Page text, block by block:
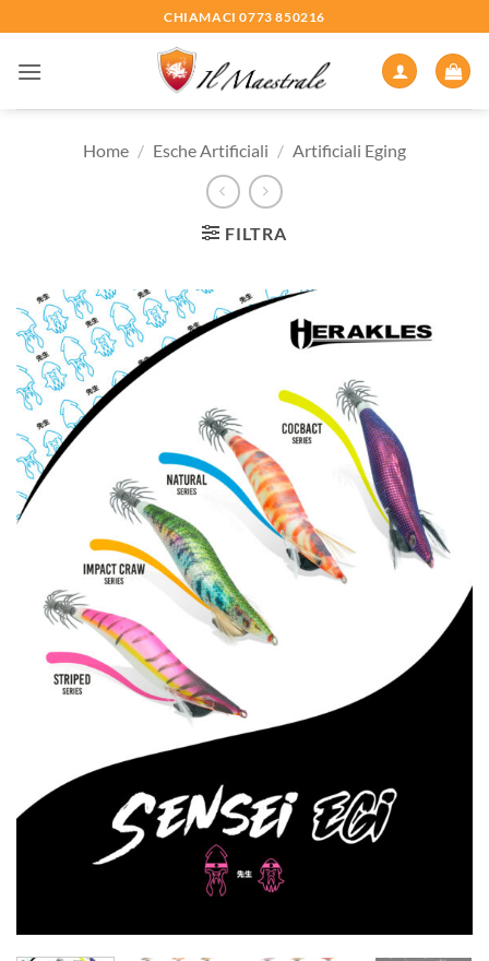
ai
contenuti
CHIAMACI 0773 850216
Home / Esche Artificiali / Artificiali Eging
FILTRA